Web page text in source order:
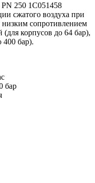
250 1C051458
сжатого воздуха при
низким сопротивлением
корпусов до 64 бар),
400 бар).
бар